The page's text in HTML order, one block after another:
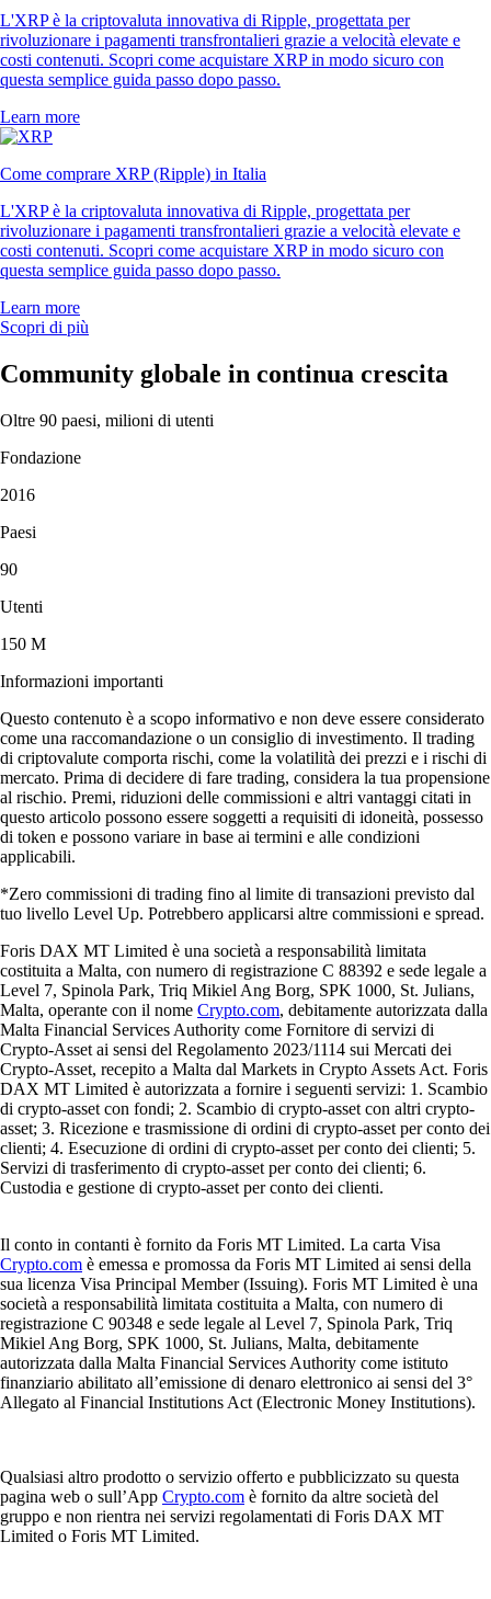
L'XRP è la criptovaluta innovativa di Ripple, progettata per
rivoluzionare i pagamenti transfrontalieri grazie a velocità elevate e
costi contenuti. Scopri come acquistare XRP in modo sicuro con
questa semplice guida passo dopo passo.
Learn more
Come comprare XRP (Ripple) in Italia
L'XRP è la criptovaluta innovativa di Ripple, progettata per
rivoluzionare i pagamenti transfrontalieri grazie a velocità elevate e
costi contenuti. Scopri come acquistare XRP in modo sicuro con
questa semplice guida passo dopo passo.
Learn more
Scopri di più
Community globale in continua crescita
Oltre 90 paesi, milioni di utenti
Fondazione
2016
Paesi
90
Utenti
150 M
Informazioni importanti
Questo contenuto è a scopo informativo e non deve essere considerato
come una raccomandazione o un consiglio di investimento. Il trading
di criptovalute comporta rischi, come la volatilità dei prezzi e i rischi di
mercato. Prima di decidere di fare trading, considera la tua propensione
al rischio. Premi, riduzioni delle commissioni e altri vantaggi citati in
questo articolo possono essere soggetti a requisiti di idoneità, possesso
di token e possono variare in base ai termini e alle condizioni
applicabili.
*Zero commissioni di trading fino al limite di transazioni previsto dal
tuo livello Level Up. Potrebbero applicarsi altre commissioni e spread.
Foris DAX MT Limited è una società a responsabilità limitata
costituita a Malta, con numero di registrazione C 88392 e sede legale a
Level 7, Spinola Park, Triq Mikiel Ang Borg, SPK 1000, St. Julians,
Malta, operante con il nome Crypto.com, debitamente autorizzata dalla
Malta Financial Services Authority come Fornitore di servizi di
Crypto-Asset ai sensi del Regolamento 2023/1114 sui Mercati dei
Crypto-Asset, recepito a Malta dal Markets in Crypto Assets Act. Foris
DAX MT Limited è autorizzata a fornire i seguenti servizi: 1. Scambio
di crypto-asset con fondi; 2. Scambio di crypto-asset con altri crypto-
asset; 3. Ricezione e trasmissione di ordini di crypto-asset per conto dei
clienti; 4. Esecuzione di ordini di crypto-asset per conto dei clienti; 5.
Servizi di trasferimento di crypto-asset per conto dei clienti; 6.
Custodia e gestione di crypto-asset per conto dei clienti.
Il conto in contanti è fornito da Foris MT Limited. La carta Visa
Crypto.com è emessa e promossa da Foris MT Limited ai sensi della
sua licenza Visa Principal Member (Issuing). Foris MT Limited è una
società a responsabilità limitata costituita a Malta, con numero di
registrazione C 90348 e sede legale al Level 7, Spinola Park, Triq
Mikiel Ang Borg, SPK 1000, St. Julians, Malta, debitamente
autorizzata dalla Malta Financial Services Authority come istituto
finanziario abilitato all’emissione di denaro elettronico ai sensi del 3°
Allegato al Financial Institutions Act (Electronic Money Institutions).
Qualsiasi altro prodotto o servizio offerto e pubblicizzato su questa
pagina web o sull’App Crypto.com è fornito da altre società del
gruppo e non rientra nei servizi regolamentati di Foris DAX MT
Limited o Foris MT Limited.